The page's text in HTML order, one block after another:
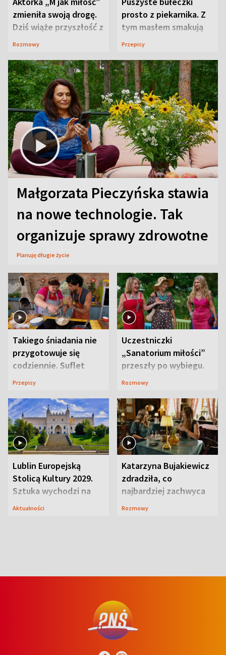
zmieniła swoją drogę.
Dziś wiąże przyszłość z
neurobiologią
Rozmowy
prosto z piekarnika. Z
tym masłem smakują
jeszcze lepiej
Przepisy
Małgorzata Pieczyńska stawia
na nowe technologie. Tak
organizuje sprawy zdrowotne
Planuję długie życie
Takiego śniadania nie
przygotowuje się
codziennie. Suflet
serowy zachwyca
Przepisy
Uczestniczki
„Sanatorium miłości”
przeszły po wybiegu.
Te stylizacje
Rozmowy
Lublin Europejską
Stolicą Kultury 2029.
Sztuka wychodzi na
ulice
Aktualności
Katarzyna Bujakiewicz
zdradziła, co
najbardziej zachwyca
ją w Lublinie
Rozmowy